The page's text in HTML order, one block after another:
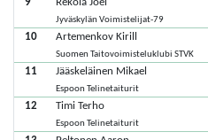
Jyväskylän Voimistelijat-79
10 Artemenkov Kirill
Suomen Taitovoimisteluklubi STVK
11 Jääskeläinen Mikael
Espoon Telinetaiturit
12 Timi Terho
Espoon Telinetaiturit